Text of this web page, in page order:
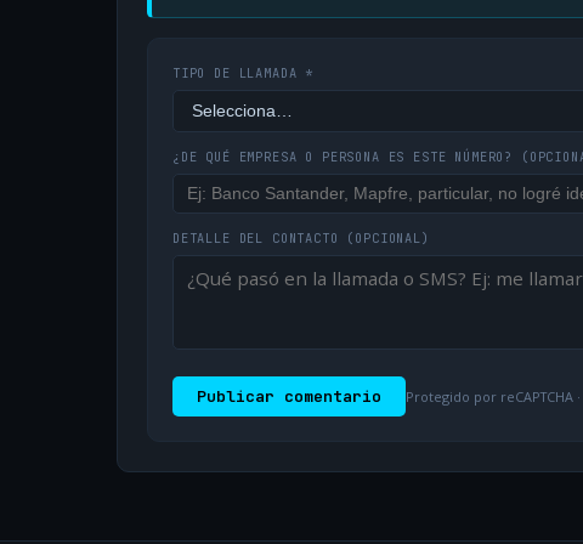
TIPO DE LLAMADA *
¿DE QUÉ EMPRESA O PERSONA ES ESTE NÚMERO?
DETALLE DEL CONTACTO (OPCIONAL)
Publicar comentario Protegido por